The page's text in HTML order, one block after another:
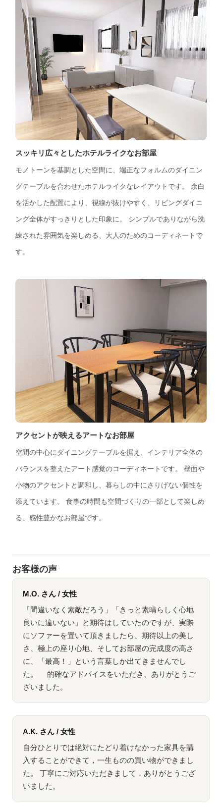
スッキリ広々としたホテルライクなお部屋
モノトーンを基調とした空間に、端正なフォルムのダイニン
グテーブルを合わせたホテルライクなレイアウトです。 余白
を活かした配置により、視線が抜けやすく、リビングダイニ
ング全体がすっきりとした印象に。 シンプルでありながら洗
練された雰囲気を楽しめる、大人のためのコーディネートで
す。
アクセントが映えるアートなお部屋
空間の中心にダイニングテーブルを据え、インテリア全体の
バランスを整えたアート感覚のコーディネートです。 壁面や
小物のアクセントと調和し、暮らしの中にさりげない個性を
添えています。 食事の時間も空間づくりの一部として楽しめ
る、感性豊かなお部屋です。
お客様の声
M.O. さん / 女性
「間違いなく素敵だろう」「きっと素晴らしく心地
良いに違いない」と期待はしていたのですが、実際
にソファーを置いて頂きましたら、期待以上の美し
さ、極上の座り心地、そしてお部屋の完成度の高さ
に、「最高！」という言葉しか出てきませんでし
た。 的確なアドバイスをいただき、ありがとうご
ざいました。
A.K. さん / 女性
自分ひとりでは絶対にたどり着けなかった家具を購
入することができて，一生ものの買い物ができまし
た。 丁寧にご対応いただきまして，ありがとうござ
いました。